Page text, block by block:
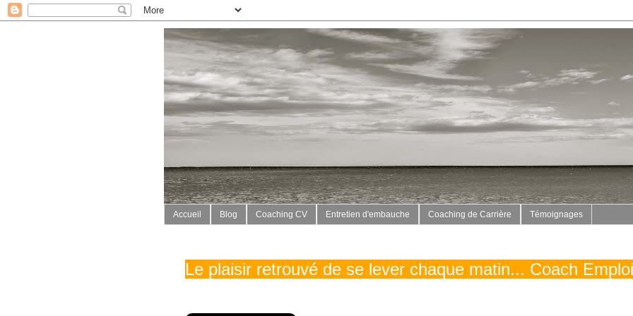
Accueil Blog Coaching CV Entretien d'embauche Coaching de Carrière Témoignages
Le plaisir retrouvé de se lever chaque matin... Coach Emploi